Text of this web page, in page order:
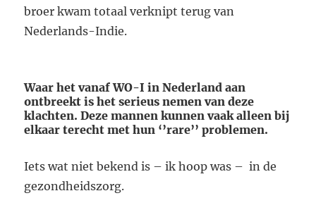
broer kwam totaal verknipt terug van
Nederlands-Indie.
Waar het vanaf WO-I in Nederland aan
ontbreekt is het serieus nemen van deze
klachten. Deze mannen kunnen vaak alleen bij
elkaar terecht met hun ‘’rare’’ problemen.
Iets wat niet bekend is – ik hoop was – in de
gezondheidszorg.